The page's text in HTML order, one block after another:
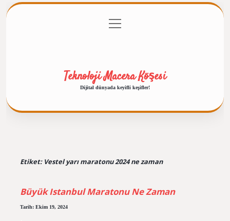
Gizlilik Politikası
menüyü
aç
Teknoloji Macera Köşesi
Dijital dünyada keyifli keşifler!
Etiket: Vestel yarı maratonu 2024 ne zaman
Büyük Istanbul Maratonu Ne Zaman
Tarih: Ekim 19, 2024